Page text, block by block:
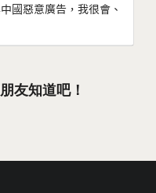
國惡意廣告，我很會、
友知道吧！